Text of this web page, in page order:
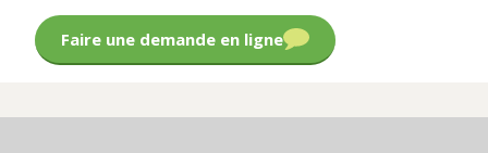
Faire une demande en ligne